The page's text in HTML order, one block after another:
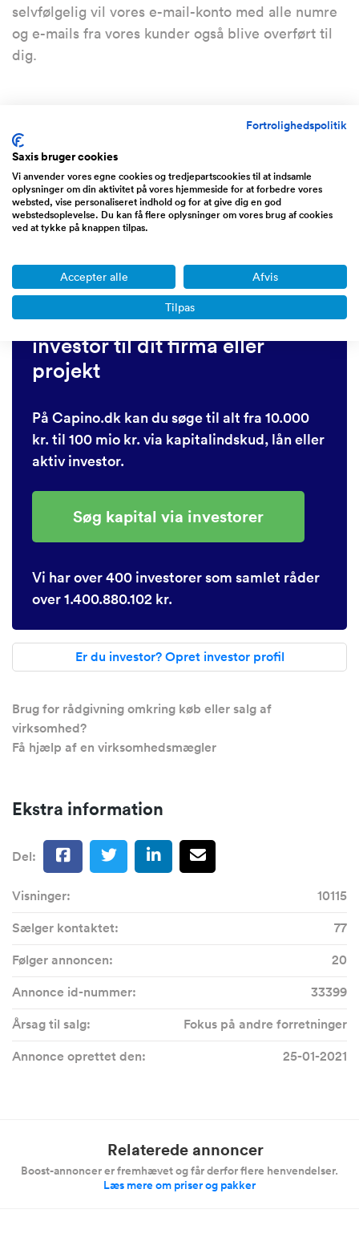
selvfølgelig vil vores e-mail-konto med alle numre
og e-mails fra vores kunder også blive overført til
dig.
Finansiering udbetaling: 200.000 DKK
Finansiering løbetid: 36 måneder
Mangler du kapital, lån eller en
investor til dit firma eller
projekt
På Capino.dk kan du søge til alt fra 10.000
kr. til 100 mio kr. via kapitalindskud, lån eller
aktiv investor.
Søg kapital via investorer
Vi har over 400 investorer som samlet råder
over 1.400.880.102 kr.
Er du investor? Opret investor profil
Brug for rådgivning omkring køb eller salg af
virksomhed?
Få hjælp af en virksomhedsmægler
Ekstra information
Del:
Visninger:
10115
Sælger kontaktet:
77
Følger annoncen:
20
Annonce id-nummer:
33399
Årsag til salg:
Fokus på andre forretninger
Annonce oprettet den:
25-01-2021
Relaterede annoncer
Boost-annoncer er fremhævet og får derfor flere henvendelser.
Læs mere om priser og pakker
Fortrolighedspolitik
Saxis bruger cookies
Vi anvender vores egne cookies og tredjepartscookies til at indsamle
oplysninger om din aktivitet på vores hjemmeside for at forbedre vores
websted, vise personaliseret indhold og for at give dig en god
webstedsoplevelse. Du kan få flere oplysninger om vores brug af cookies
ved at tykke på knappen tilpas.
Accepter alle Afvis
Tilpas